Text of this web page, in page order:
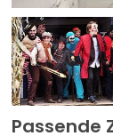
Passende